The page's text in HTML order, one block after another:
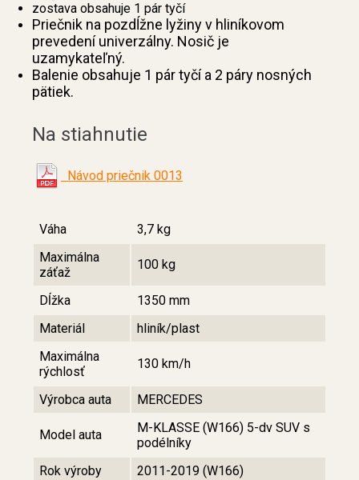
zostava obsahuje 1 pár tyčí
Priečnik na pozdĺžne lyžiny v hliníkovom
prevedení univerzálny. Nosič je
uzamykateľný.
Balenie obsahuje 1 pár tyčí a 2 páry nosných
pätiek.
Na stiahnutie
Návod priečnik 0013
Váha
3,7 kg
Maximálna
záťaž
100 kg
Dĺžka
1350 mm
Materiál
hliník/plast
Maximálna
rýchlosť
130 km/h
Výrobca auta MERCEDES
Model auta
M-KLASSE (W166) 5-dv SUV s
podélníky
Rok výroby
2011-2019 (W166)